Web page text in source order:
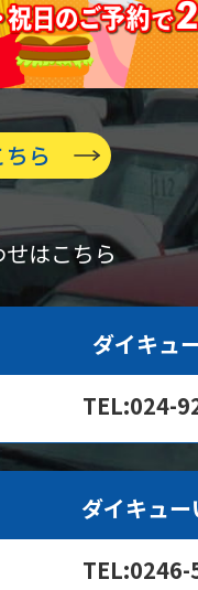
ら
はこちら
ダイキュ
TEL:024-
ダイキュ